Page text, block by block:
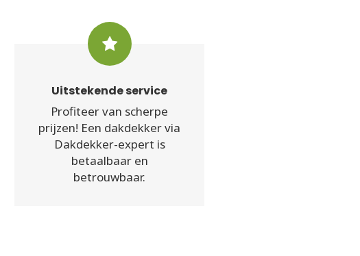
Uitstekende service
Profiteer van scherpe
prijzen! Een dakdekker via
Dakdekker-expert is
betaalbaar en
betrouwbaar.